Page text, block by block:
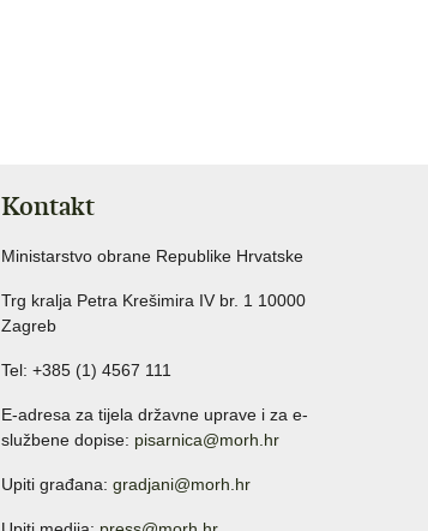
Kontakt
Ministarstvo obrane Republike Hrvatske
Trg kralja Petra Krešimira IV br. 1 10000
Zagreb
Tel: +385 (1) 4567 111
E-adresa za tijela državne uprave i za e-
službene dopise: pisarnica@morh.hr
Upiti građana: gradjani@morh.hr